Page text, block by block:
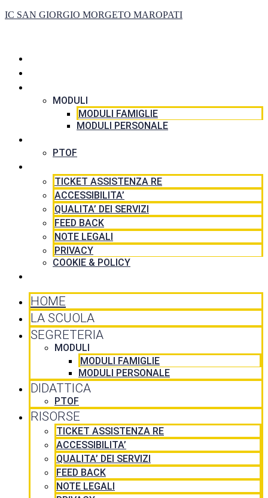
IC SAN GIORGIO MORGETO MAROPATI
MODULI
MODULI FAMIGLIE
MODULI PERSONALE
PTOF
TICKET ASSISTENZA RE
ACCESSIBILITA’
QUALITA’ DEI SERVIZI
FEED BACK
NOTE LEGALI
PRIVACY
COOKIE & POLICY
HOME
LA SCUOLA
SEGRETERIA
MODULI
MODULI FAMIGLIE
MODULI PERSONALE
DIDATTICA
PTOF
RISORSE
TICKET ASSISTENZA RE
ACCESSIBILITA’
QUALITA’ DEI SERVIZI
FEED BACK
NOTE LEGALI